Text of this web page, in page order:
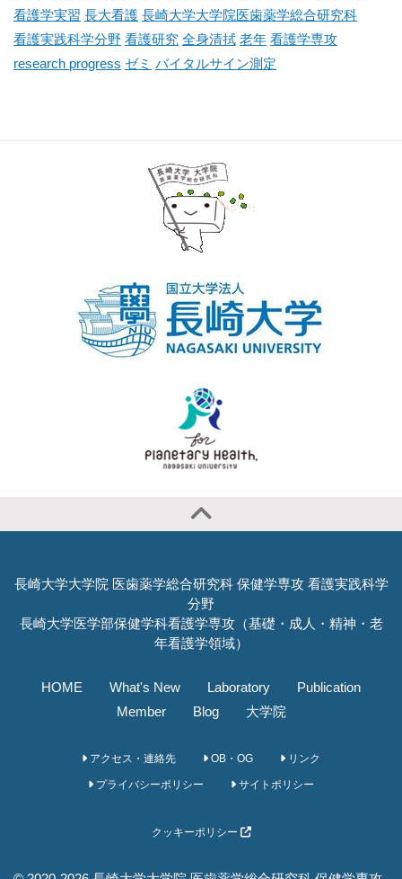
看護学実習 長大看護 長崎大学大学院医歯薬学総合研究科
看護実践科学分野 看護研究 全身清拭 老年 看護学専攻
research progress ゼミ バイタルサイン測定
長崎大学大学院 医歯薬学総合研究科 保健学専攻 看護実践科学
分野
長崎大学医学部保健学科看護学専攻（基礎・成人・精神・老
年看護学領域）
HOME What's New Laboratory
Publication
Member
Blog 大学院
アクセス・連絡先 OB・OG リンク
プライバシーポリシー サイトポリシー
クッキーポリシー